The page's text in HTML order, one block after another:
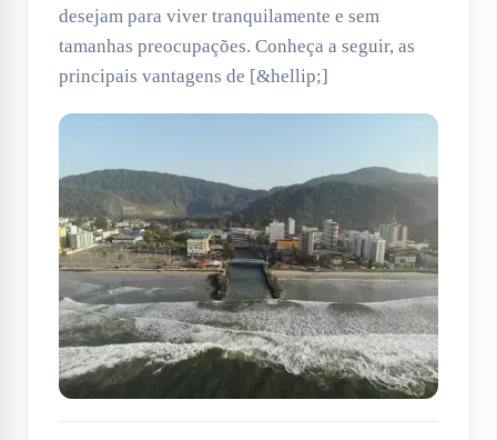
desejam para viver tranquilamente e sem
tamanhas preocupações. Conheça a seguir, as
principais vantagens de [&hellip;]